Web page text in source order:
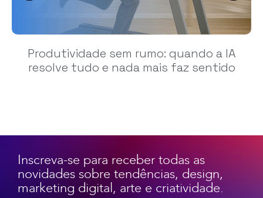
Produtividade sem rumo: quando a IA
resolve tudo e nada mais faz sentido
Inscreva-se para receber todas as
novidades sobre tendências, design,
marketing digital, arte e criatividade.